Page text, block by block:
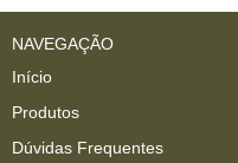
NAVEGAÇÃO
Início
Produtos
Dúvidas Frequentes